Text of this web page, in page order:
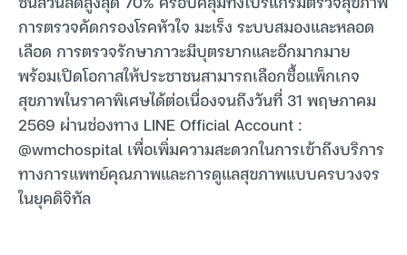
การตรวจคัดกรองโรคหัวใจ มะเร็ง ระบบสมองและหลอด
เลือด การตรวจรักษาภาวะมีบุตรยากและอีกมากมาย
พร้อมเปิดโอกาสให้ประชาชนสามารถเลือกซื้อแพ็กเกจ
สุขภาพในราคาพิเศษได้ต่อเนื่องจนถึงวันที่ 31 พฤษภาคม
2569 ผ่านช่องทาง LINE Official Account :
@wmchospital เพื่อเพิ่มความสะดวกในการเข้าถึงบริการ
ทางการแพทย์คุณภาพและการดูแลสุขภาพแบบครบวงจร
ในยุคดิจิทัล